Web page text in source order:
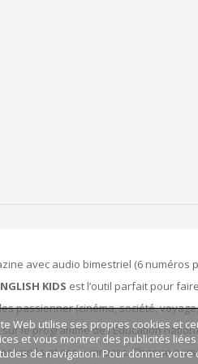
avec audio bimestriel (6 numéros
KIDS est l’outil parfait pour
passionner (cinéma, société,
sur le programme de l'Éducation
variés et ses exercices. Chaque
Web utilise ses propres cookies et
et vous montrer des publicités
de navigation. Pour donner votre